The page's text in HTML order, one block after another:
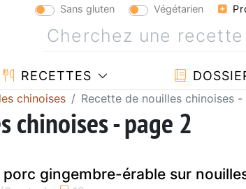
Sans gluten Végétarien
RECETTES
chinoises Recette de nouilles chinoises -
chinoises - page 2
porc gingembre-érable sur